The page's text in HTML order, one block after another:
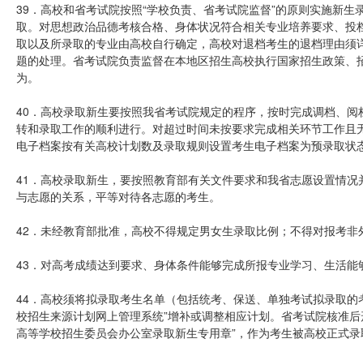
39．高校和省考试院按照“学校负责、省考试院监督”的原则实施新
取。对思想政治品德考核合格、身体状况符合相关专业培养要求、
取以及所录取的专业由高校自行确定，高校对退档考生的退档理由
题的处理。省考试院负责监督在本地区招生高校执行国家招生政策
为。
40．高校录取新生要按照我省考试院规定的程序，按时完成调档、
转和录取工作的顺利进行。对超过时间未按要求完成相关环节工作
电子档案按有关高校计划数及录取规则设置考生电子档案为预录取
41．高校录取新生，要按照教育部有关文件要求和我省志愿设置情
与志愿的关系，平等对待各志愿的考生。
42．未经教育部批准，高校不得规定男女生录取比例；不得对报考
43．对高考成绩达到要求、身体条件能够完成所报专业学习、生活
44．高校须将拟录取考生名单（包括统考、保送、单独考试拟录取
校招生来源计划网上管理系统”增补或调整相应计划。省考试院核准
高等学校招生委员会办公室录取新生专用章”，作为考生被高校正式